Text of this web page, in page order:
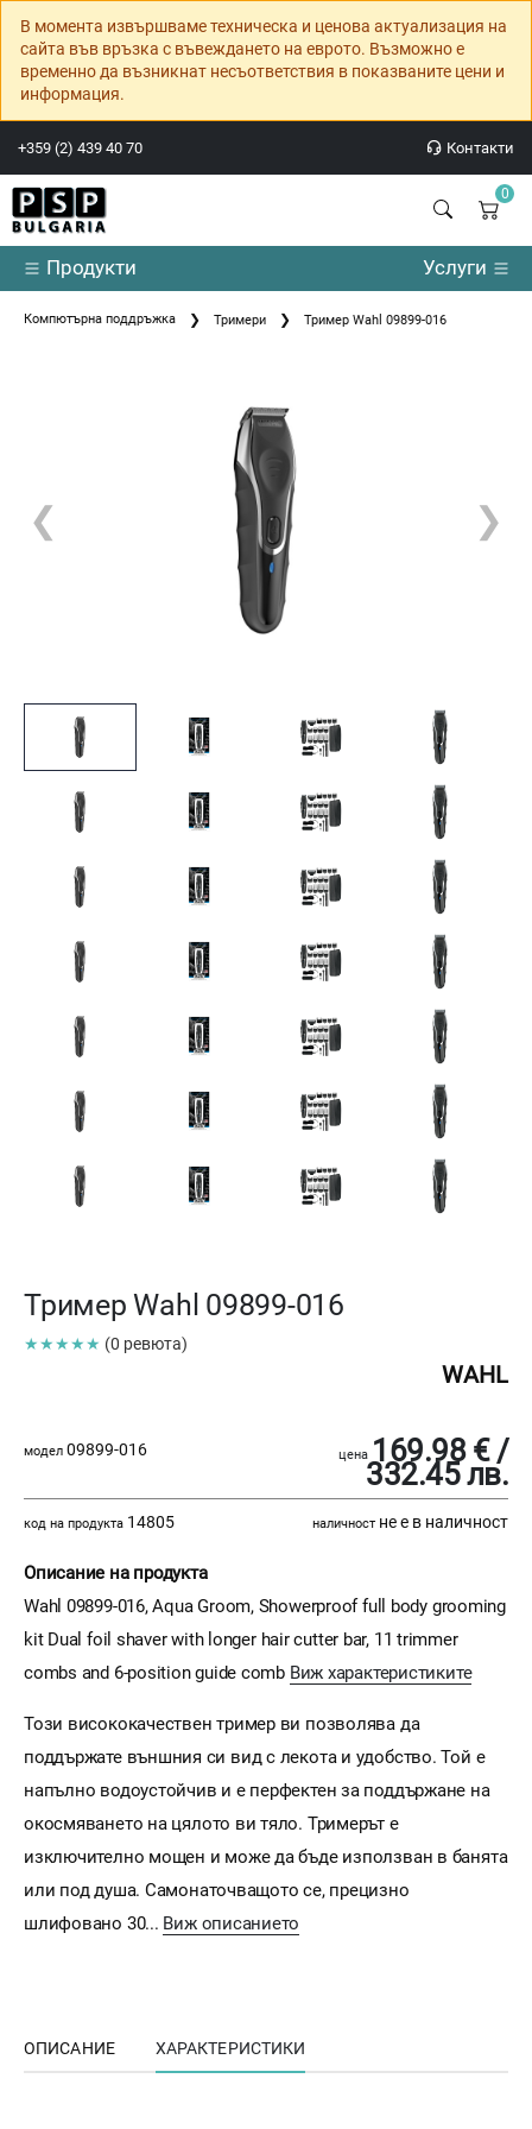
В момента извършваме техническа и ценова актуализация на
сайта във връзка с въвеждането на еврото. Възможно е
временно да възникнат несъответствия в показваните цени и
информация.
+359 (2) 439 40 70 Контакти
0
Продукти Услуги
Компютърна поддръжка Тримери Тример Wahl 09899-016
❮ ❯
Тример Wahl 09899-016
★★★★★ (0 ревюта)
WAHL
модел 09899-016 цена 169.98 € /
332.45 лв.
код на продукта 14805 наличност не е в наличност
Описание на продукта
Wahl 09899-016, Aqua Groom, Showerproof full body grooming
kit Dual foil shaver with longer hair cutter bar, 11 trimmer
combs and 6-position guide comb Виж характеристиките
Този висококачествен тример ви позволява да
поддържате външния си вид с лекота и удобство. Той е
напълно водоустойчив и е перфектен за поддържане на
окосмяването на цялото ви тяло. Тримерът е
изключително мощен и може да бъде използван в банята
или под душа. Самонаточващото се, прецизно
шлифовано 30... Виж описанието
ОПИСАНИЕ ХАРАКТЕРИСТИКИ